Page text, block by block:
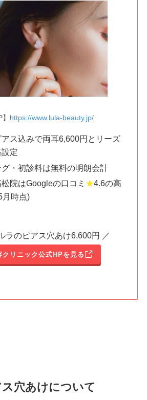
https://www.lula-beauty.jp/
ス込みで両耳6,600円とリーズ
定
・初診料は無料の明朗会計
院はGoogleの口コミ ★4.6の高
月時点)
ラのピアス穴あけ6,600円 ／
クリニック公式HPを見る
穴あけについて